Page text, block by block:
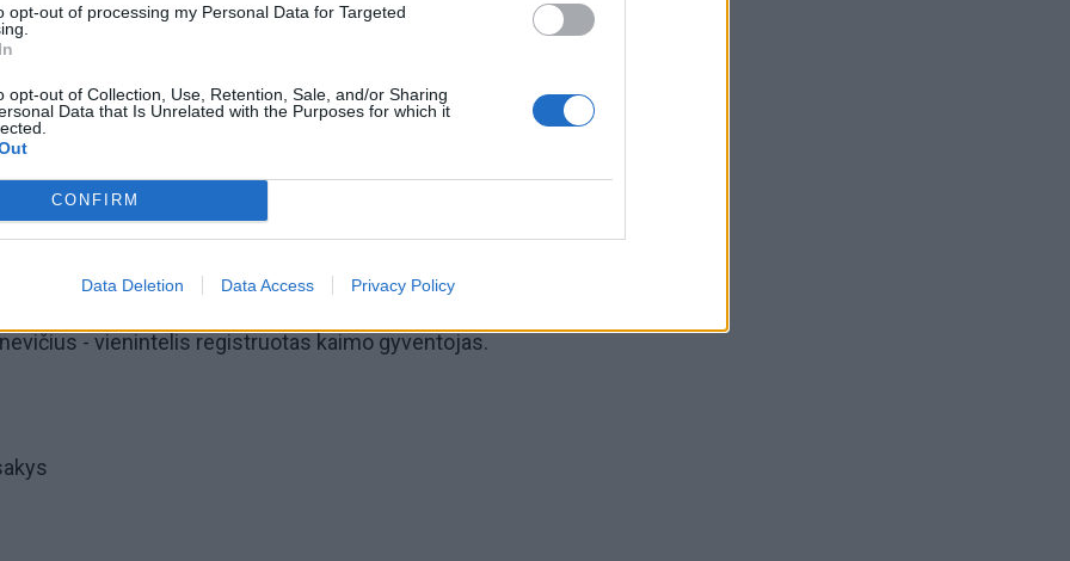
opt-out of processing my Personal Data for Targeted
opt-out of Collection, Use, Retention, Sale, and/or Sharing
Data that Is Unrelated with the Purposes for which it
CONFIRM
Data Deletion Data Access Privacy Policy
dukros Ievos Kalvaitytės liepsnoja iki šiol.
neslepia savo jausmų: "Myliu šį žmogų ir norėčiau, kad ji
- vienintelis registruotas kaimo gyventojas.